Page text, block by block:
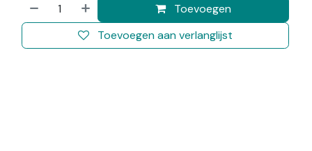
Toevoegen
Toevoegen aan verlanglijst